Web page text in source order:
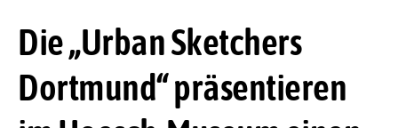
Die „Urban Sketchers
Dortmund“ präsentieren